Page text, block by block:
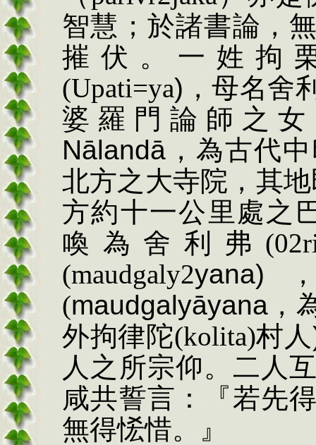
智慧；於諸書論，
摧伏。一姓拘
(Upati=ya) ，母名舍
婆羅門論師之
Nālandā ，為古代
北方之大寺院，其
方約十一公里處之
喚為舍利弗 (02
(maudgaly2yana)
(maudgalyāyana ，
外拘律陀(kolita)村人
人之所宗仰。二人
咸共誓言：『若先
無得恡惜。』